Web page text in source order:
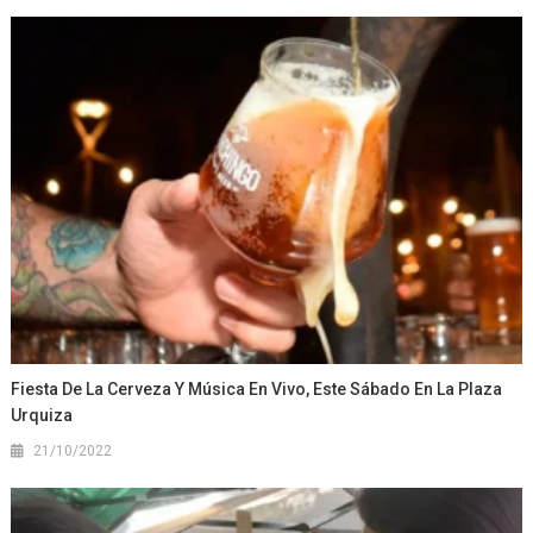
Fiesta De La Cerveza Y Música En Vivo, Este Sábado En La Plaza
Urquiza
21/10/2022